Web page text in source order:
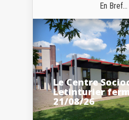
En Bref...
Le Centre
Letinturier
21/08/26